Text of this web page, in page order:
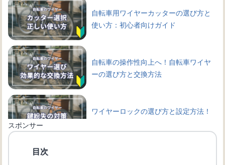
自転車用ワイヤーカッターの選び方と
使い方：初心者向けガイド
自転車の操作性向上へ！自転車ワイヤ
ーの選び方と交換方法
ワイヤーロックの選び方と設定方法！
スポンサー
目次